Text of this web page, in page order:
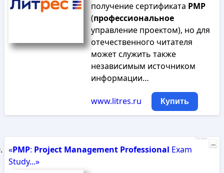
получение сертификата PMP
(профессиональное
управление проектом), но для
отечественного читателя
может служить также
независимым источником
информации…
www.litres.ru Купить
«PMP: Project Management Professional Exam
Study...»
Реклама
...